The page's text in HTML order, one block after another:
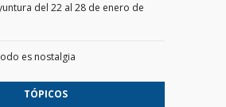
del 22 al 28 de enero de
es nostalgia
TÓPICOS